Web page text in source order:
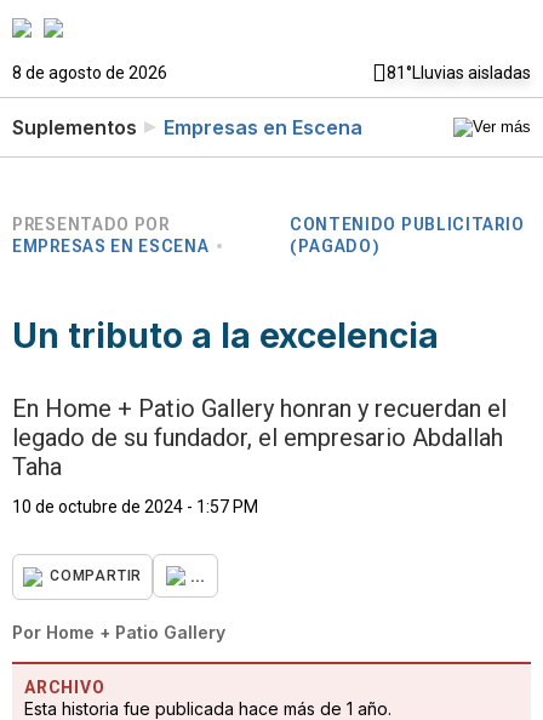
8 de agosto de 2026 81°Lluvias aisladas
Suplementos Empresas en Escena
PRESENTADO POR
EMPRESAS EN ESCENA
CONTENIDO PUBLICITARIO
(PAGADO)
Un tributo a la excelencia
En Home + Patio Gallery honran y recuerdan el
legado de su fundador, el empresario Abdallah
Taha
10 de octubre de 2024 - 1:57 PM
COMPARTIR ...
Por Home + Patio Gallery
ARCHIVO
Esta historia fue publicada hace más de 1 año.